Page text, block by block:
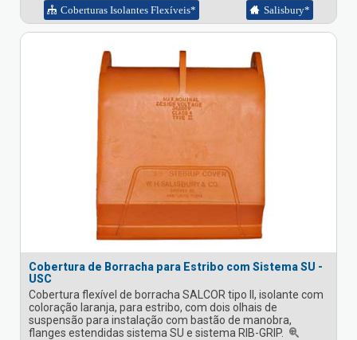
Coberturas Isolantes Flexíveis* Salisbury*
Cobertura de Borracha para Estribo com Sistema SU -
USC
Cobertura flexível de borracha SALCOR tipo II, isolante com
coloração laranja, para estribo, com dois olhais de
suspensão para instalação com bastão de manobra,
flanges estendidas sistema SU e sistema RIB-GRIP.